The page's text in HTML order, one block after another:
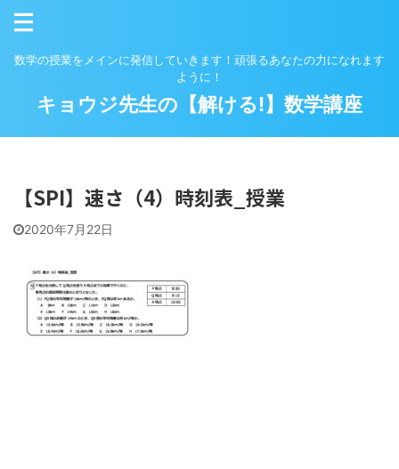
数学の授業をメインに発信していきます！頑張るあなたの力になれます
ように！
キョウジ先生の【解ける!】数学講座
【SPI】速さ（4）時刻表_授業
2020年7月22日